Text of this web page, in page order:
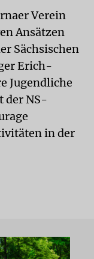
Verein
Ansätzen
Sächsischen
Erich-
Jugendliche
der NS-
in der